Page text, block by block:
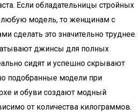
Если обладательницы стройных
любую модель, то женщинам с
сделать это значительно труднее.
джинсы для полных
сидят и успешно скрывают
подобранные модели при
и обуви создают модный
от количества килограммов.